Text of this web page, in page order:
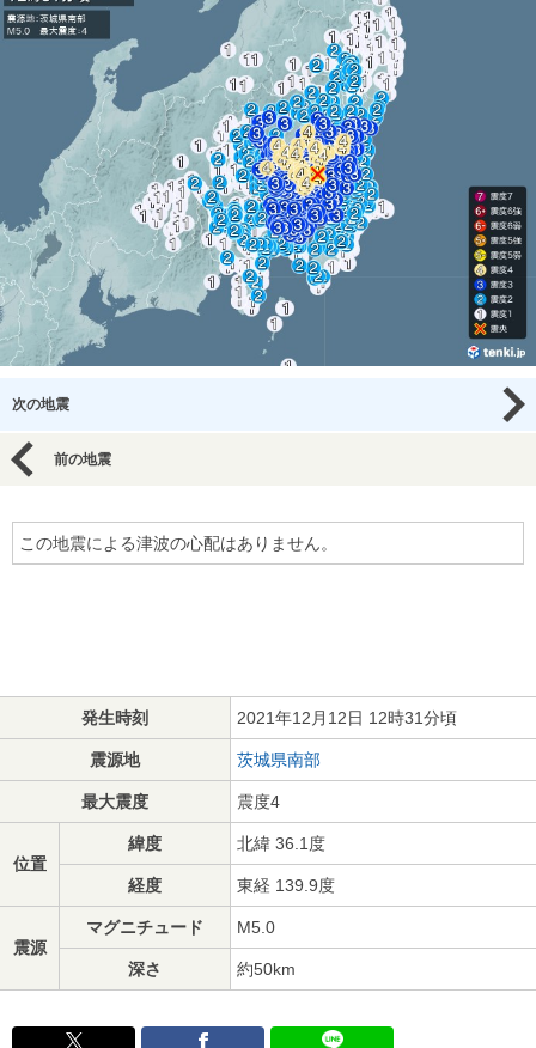
次の地震
前の地震
この地震による津波の心配はありません。
発生時刻 2021年12月12日 12時31分頃
震源地 茨城県南部
最大震度 震度4
位置
緯度 北緯 36.1度
経度 東経 139.9度
震源
マグニチュード M5.0
深さ 約50km